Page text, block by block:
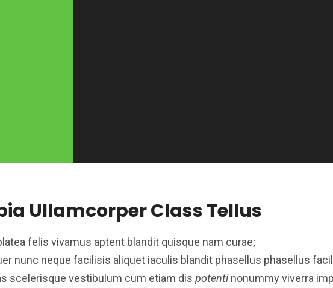
Ullamcorper Class Tellus
felis vivamus aptent blandit quisque nam curae;
nunc neque facilisis aliquet iaculis blandit phasellus phasellus
scelerisque vestibulum cum etiam dis potentinonummy viverra